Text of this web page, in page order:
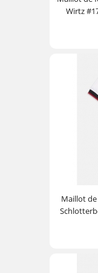
Wirtz
Maillot